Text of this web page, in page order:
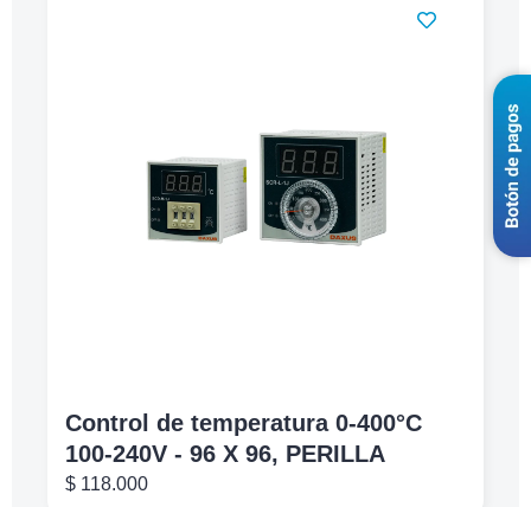
Control de temperatura 0-400°C
100-240V - 96 X 96, PERILLA
$ 118.000